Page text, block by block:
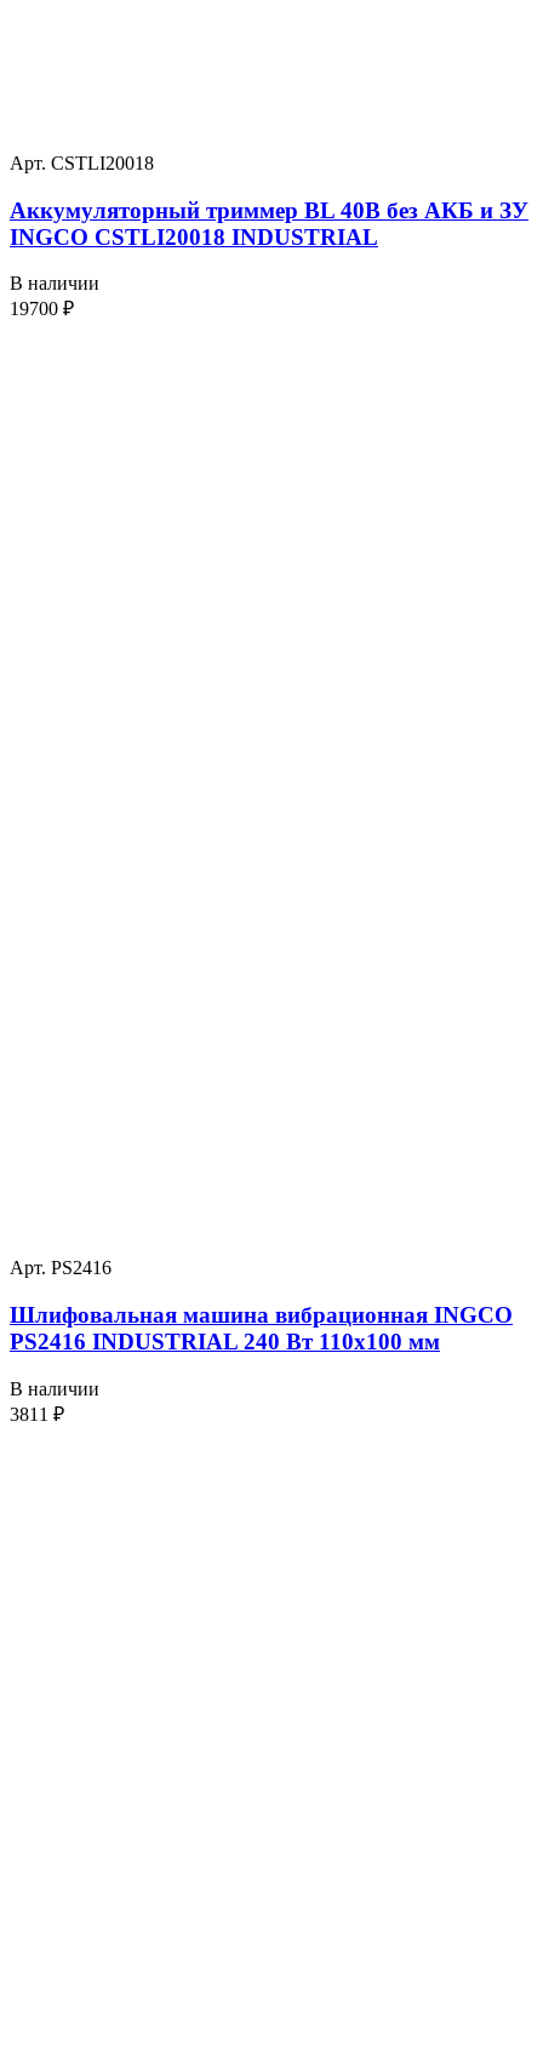
Арт. CSTLI20018
Аккумуляторный триммер BL 40В без АКБ и ЗУ
INGCO CSTLI20018 INDUSTRIAL
В наличии
19700 ₽
Арт. PS2416
Шлифовальная машина вибрационная INGCO
PS2416 INDUSTRIAL 240 Вт 110х100 мм
В наличии
3811 ₽